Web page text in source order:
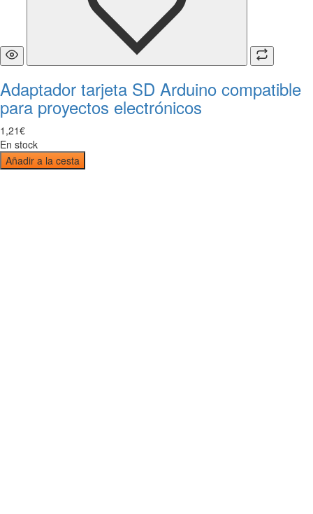
Adaptador tarjeta SD Arduino compatible
para proyectos electrónicos
1 ,21€
En stock
Añadir a la cesta